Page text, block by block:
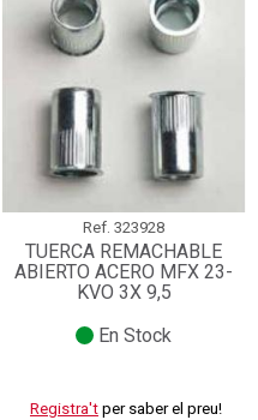
Ref. 323928
TUERCA REMACHABLE
ABIERTO ACERO MFX 23-
KVO 3X 9,5
En Stock
Registra't per saber el preu!